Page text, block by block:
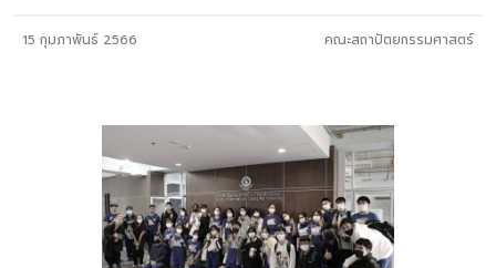
15 กุมภาพันธ์ 2566 คณะสถาปัตยกรรมศาสตร์